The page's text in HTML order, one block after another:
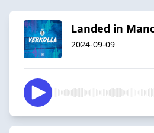
Landed in
2024-09-09